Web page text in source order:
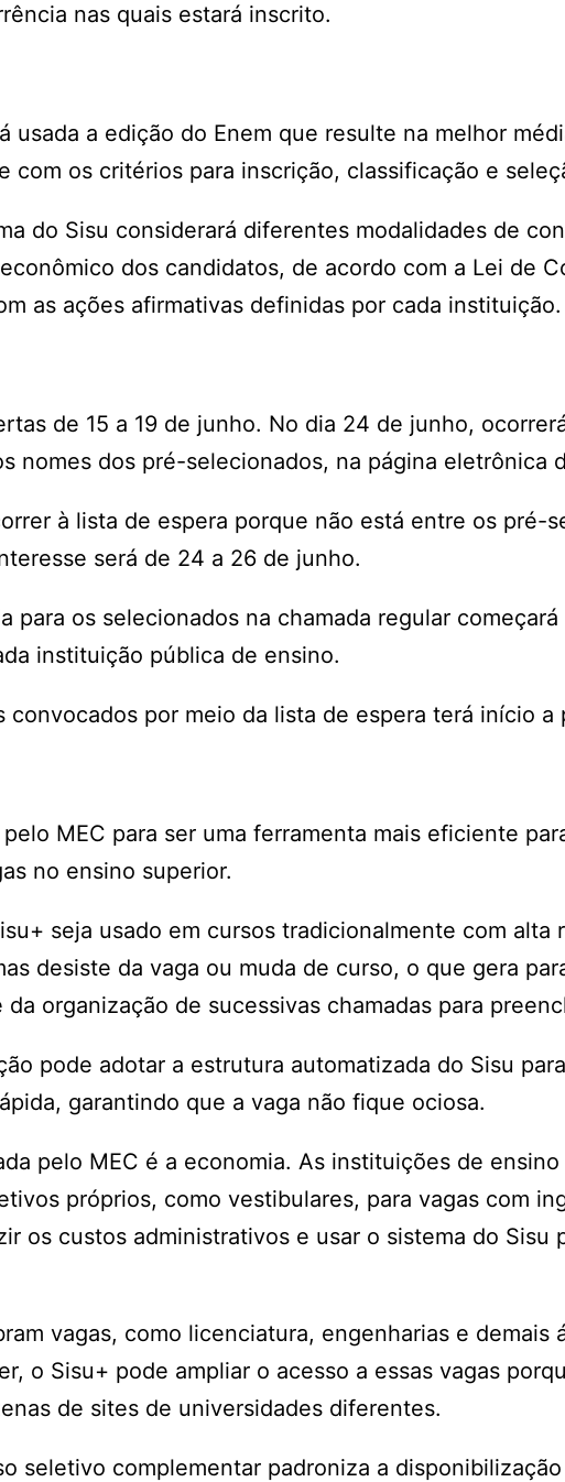
nas quais estará inscrito.
usada a edição do Enem que resulte na melhor
com os critérios para inscrição, classificação e
do Sisu considerará diferentes modalidades de
dos candidatos, de acordo com a Lei de
as ações afirmativas definidas por cada instituição.
de 15 a 19 de junho. No dia 24 de junho,
nomes dos pré-selecionados, na página eletrônica
à lista de espera porque não está entre os pré-
será de 24 a 26 de junho.
para os selecionados na chamada regular
instituição pública de ensino.
convocados por meio da lista de espera terá início a
MEC para ser uma ferramenta mais eficiente
no ensino superior.
seja usado em cursos tradicionalmente com alta
desiste da vaga ou muda de curso, o que gera
organização de sucessivas chamadas para
pode adotar a estrutura automatizada do Sisu
garantindo que a vaga não fique ociosa.
pelo MEC é a economia. As instituições de
próprios, como vestibulares, para vagas com
os custos administrativos e usar o sistema do Sisu
vagas, como licenciatura, engenharias e demais
o Sisu+ pode ampliar o acesso a essas vagas
de sites de universidades diferentes.
seletivo complementar padroniza a